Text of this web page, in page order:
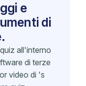
e
di
all'interno
di terze
video di 's